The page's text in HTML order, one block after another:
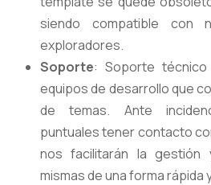
siendo compatible con
exploradores.
Soporte: Soporte
equipos de desarrollo que
de temas. Ante
puntuales tener contacto
nos facilitarán la gestión
mismas de una forma rápida